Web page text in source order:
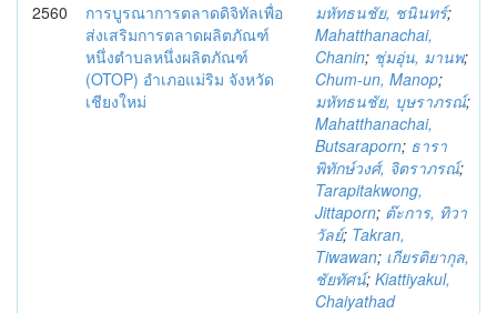
2560
การบูรณาการตลาดดิจิทัลเพื่อ
ส่งเสริมการตลาดผลิตภัณฑ์
หนึ่งตำบลหนึ่งผลิตภัณฑ์
(OTOP) อำเภอแม่ริม จังหวัด
เชียงใหม่
มหัทธนชัย, ชนินทร์;
Mahatthanachai,
Chanin; ชุ่มอุ่น, มานพ;
Chum-un, Manop;
มหัทธนชัย, บุษราภรณ์;
Mahatthanachai,
Butsaraporn; ธารา
พิทักษ์วงศ์, จิตราภรณ์;
Tarapitakwong,
Jittaporn; ต๊ะการ, ทิวา
วัลย์; Takran,
Tiwawan; เกียรติยากุล,
ชัยทัศน์; Kiattiyakul,
Chaiyathad